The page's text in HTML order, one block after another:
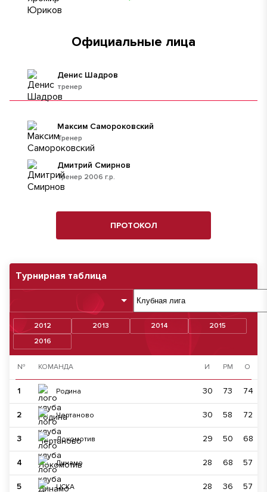
Турнирная таблица
2012 2013 2014
2015
2016
№ КОМАНДА И РМ О
1 Родина 30 73 74
2 Чертаново 30 58 72
3 Локомотив 29 50 68
4 Динамо 28 68 57
5 ЦСКА 28 36 57
Официальные лица
тренер
Денис Шадров
Тренер
Максим Самороковский
Тренер 2006 г.р.
Дмитрий Смирнов
ПРОТОКОЛ